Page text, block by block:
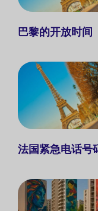
巴黎的开放时间
法国紧急电话号